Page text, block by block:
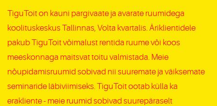
TiguToit on kauni pargivaate ja avarate ruumidega
koolituskeskus Tallinnas, Volta kvartalis. Äriklientidele
pakub TiguToit võimalust rentida ruume või koos
meeskonnaga maitsvat toitu valmistada. Meie
nõupidamisruumid sobivad nii suuremate ja väiksemate
seminaride läbiviimiseks. TiguToit ootab külla ka
erakliente - meie ruumid sobivad suurepäraselt